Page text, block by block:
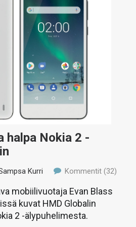
halpa Nokia 2 -
Kurri Kommentit (32)
mobiilivuotaja Evan Blass
kuvat HMD Globalin
2 -älypuhelimesta.